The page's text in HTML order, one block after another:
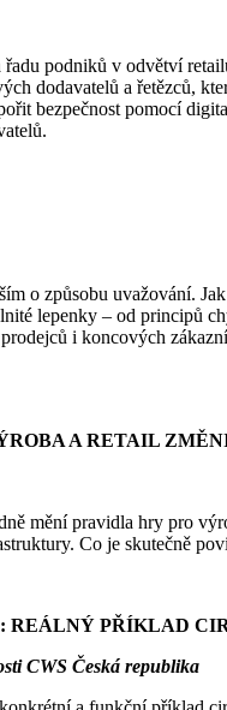
podniků v odvětví
dodavatelů a řetězců,
bezpečnost pomocí
o způsobu uvažování.
lepenky – od principů
i koncových
A RETAIL
mění pravidla hry pro
Co je skutečně
REÁLNÝ PŘÍKLAD
CWS Česká republika